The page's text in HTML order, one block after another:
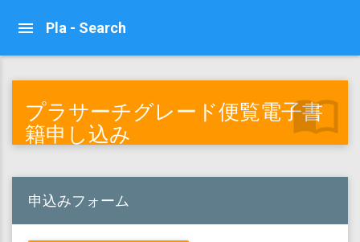
Pla - Search
import_contacts
プラサーチグレード便覧電子書
籍申し込み
申込みフォーム